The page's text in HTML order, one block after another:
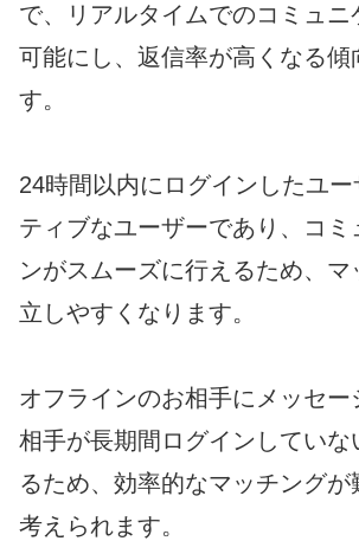
で、リアルタイムでのコミュニ
可能にし、返信率が高くなる傾
す。
24時間以内にログインしたユー
ティブなユーザーであり、コミ
ンがスムーズに行えるため、マ
立しやすくなります。
オフラインのお相手にメッセー
相手が長期間ログインしていな
るため、効率的なマッチングが
考えられます。